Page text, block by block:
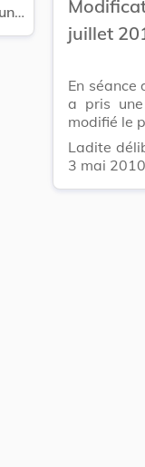
A178 Règlement communal - Commune de Mamer Modification du prix de vente de l'eau à partir du 1er juillet 2010.
juillet
En séance
a pris
modifié le
Ladite
3 mai